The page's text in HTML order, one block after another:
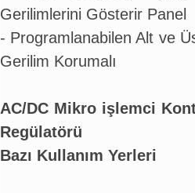
Gerilimlerini Gösterir Panel
- Programlanabilen Alt ve
Gerilim Korumalı
AC/DC Mikro işlemci
Regülatörü
Bazı Kullanım Yerleri